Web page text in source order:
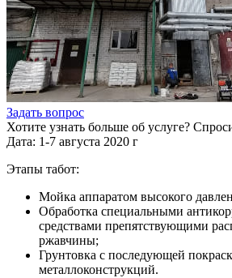
Задать вопрос
Хотите узнать больше об услуге?
Дата: 1-7 августа 2020 г
Этапы табот:
Мойка аппаратом высокого
Обработка специальными
средствами препятствующими
ржавчины;
Грунтовка с последующей
металлоконструкций.